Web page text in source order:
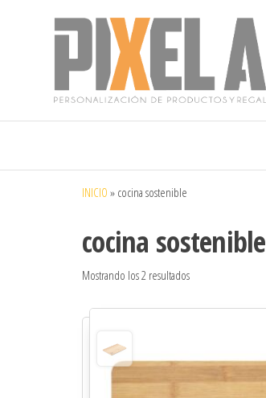
Pixelart
en móstoles
INICIO » cocina sostenible
cocina sostenible
Mostrando los 2 resultados